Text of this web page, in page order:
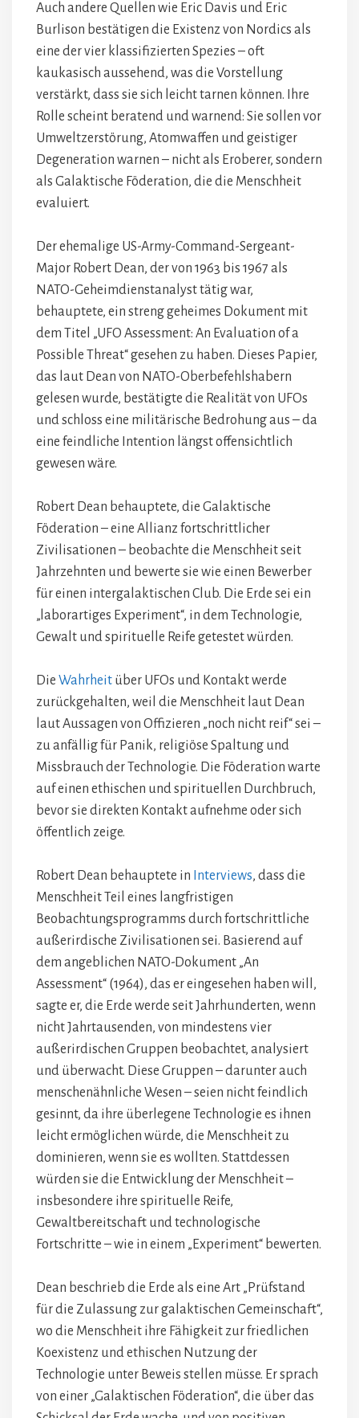
Auch andere Quellen wie Eric Davis und Eric
Burlison bestätigen die Existenz von Nordics als
eine der vier klassifizierten Spezies – oft
kaukasisch aussehend, was die Vorstellung
verstärkt, dass sie sich leicht tarnen können. Ihre
Rolle scheint beratend und warnend: Sie sollen vor
Umweltzerstörung, Atomwaffen und geistiger
Degeneration warnen – nicht als Eroberer, sondern
als Galaktische Föderation, die die Menschheit
evaluiert.
Der ehemalige US-Army-Command-Sergeant-
Major Robert Dean, der von 1963 bis 1967 als
NATO-Geheimdienstanalyst tätig war,
behauptete, ein streng geheimes Dokument mit
dem Titel „UFO Assessment: An Evaluation of a
Possible Threat“ gesehen zu haben. Dieses Papier,
das laut Dean von NATO-Oberbefehlshabern
gelesen wurde, bestätigte die Realität von UFOs
und schloss eine militärische Bedrohung aus – da
eine feindliche Intention längst offensichtlich
gewesen wäre.
Robert Dean behauptete, die Galaktische
Föderation – eine Allianz fortschrittlicher
Zivilisationen – beobachte die Menschheit seit
Jahrzehnten und bewerte sie wie einen Bewerber
für einen intergalaktischen Club. Die Erde sei ein
„laborartiges Experiment“, in dem Technologie,
Gewalt und spirituelle Reife getestet würden.
Die Wahrheit über UFOs und Kontakt werde
zurückgehalten, weil die Menschheit laut Dean
laut Aussagen von Offizieren „noch nicht reif“ sei –
zu anfällig für Panik, religiöse Spaltung und
Missbrauch der Technologie. Die Föderation warte
auf einen ethischen und spirituellen Durchbruch,
bevor sie direkten Kontakt aufnehme oder sich
öffentlich zeige.
Robert Dean behauptete in Interviews, dass die
Menschheit Teil eines langfristigen
Beobachtungsprogramms durch fortschrittliche
außerirdische Zivilisationen sei. Basierend auf
dem angeblichen NATO-Dokument „An
Assessment“ (1964), das er eingesehen haben will,
sagte er, die Erde werde seit Jahrhunderten, wenn
nicht Jahrtausenden, von mindestens vier
außerirdischen Gruppen beobachtet, analysiert
und überwacht. Diese Gruppen – darunter auch
menschenähnliche Wesen – seien nicht feindlich
gesinnt, da ihre überlegene Technologie es ihnen
leicht ermöglichen würde, die Menschheit zu
dominieren, wenn sie es wollten. Stattdessen
würden sie die Entwicklung der Menschheit –
insbesondere ihre spirituelle Reife,
Gewaltbereitschaft und technologische
Fortschritte – wie in einem „Experiment“ bewerten.
Dean beschrieb die Erde als eine Art „Prüfstand
für die Zulassung zur galaktischen Gemeinschaft“,
wo die Menschheit ihre Fähigkeit zur friedlichen
Koexistenz und ethischen Nutzung der
Technologie unter Beweis stellen müsse. Er sprach
von einer „Galaktischen Föderation“, die über das